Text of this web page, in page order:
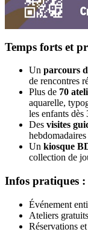
Temps forts et
Un parcours
de rencontres
Plus de 70
aquarelle,
les enfants dès
Des visites
Un kiosque
collection de
Infos pratiques :
Événement
Ateliers
Réservations